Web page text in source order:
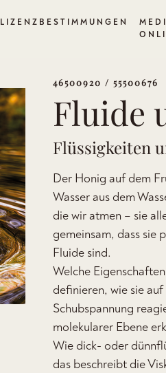
LIZENZBESTIMMUNGEN
46500920 / 55500676
Fluide
Flüssigkeiten
Der Honig auf dem
Wasser aus dem
die wir atmen – sie
gemeinsam, dass sie
Fluide sind.
Welche
definieren, wie sie
Schubspannung
molekularer Ebene
Wie dick- oder
das beschreibt die